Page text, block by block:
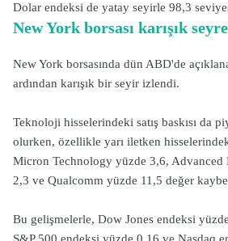
Dolar endeksi de yatay seyirle 98,3
New York borsası karışık
New York borsasında dün ABD'de
ardından karışık bir seyir izlendi.
Teknoloji hisselerindeki satış baskısı da
olurken, özellikle yarı iletken
Micron Technology yüzde 3,6, Advanced
2,3 ve Qualcomm yüzde 11,5 değer
Bu gelişmelerle, Dow Jones endeksi